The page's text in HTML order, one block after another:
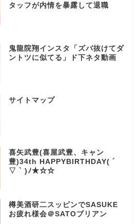
タッフが内情を暴露して退職
鬼龍院翔インスタ「ズバ抜けてダ
ントツに似てる」ド下ネタ動画
サイトマップ
喜矢武豊(喜屋武豊、キャン
豊)34th HAPPYBIRTHDAY( ´
▽ ` )ﾉ★☆☆
樽美酒研二スッピンでSASUKE
お疲れ様会＠SATOブリアン